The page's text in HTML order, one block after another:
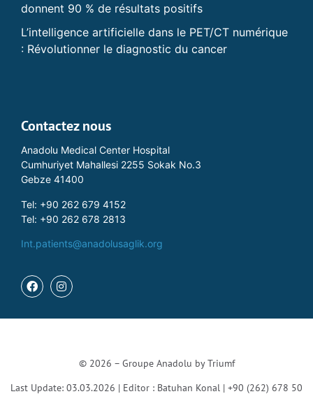
donnent 90 % de résultats positifs
L’intelligence artificielle dans le PET/CT numérique
: Révolutionner le diagnostic du cancer
Contactez nous
Anadolu Medical Center Hospital
Cumhuriyet Mahallesi 2255 Sokak No.3
Gebze 41400
Tel: +90 262 679 4152
Tel: +90 262 678 2813
Int.patients@anadolusaglik.org
© 2026 – Groupe Anadolu byTriumf
Last Update: 03.03.2026 | Editor : Batuhan Konal | +90 (262) 678 50